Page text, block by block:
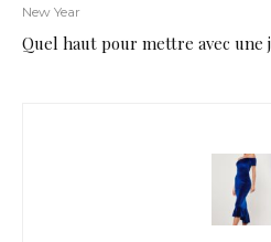
New Year
Quel haut pour mettre avec une